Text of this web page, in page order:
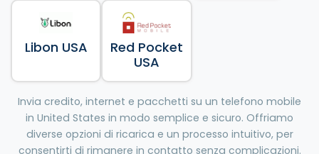
Libon USA
Red Pocket
USA
Invia credito, internet e pacchetti su un telefono mobile
in United States in modo semplice e sicuro. Offriamo
diverse opzioni di ricarica e un processo intuitivo, per
consentirti di rimanere in contatto senza complicazioni.